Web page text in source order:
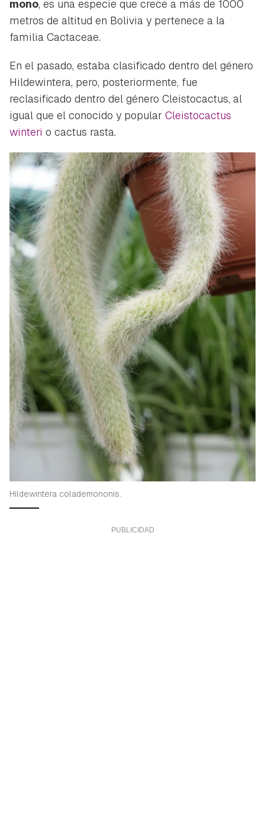
mono, es una especie que crece a más de 1000
metros de altitud en Bolivia y pertenece a la
familia Cactaceae.
En el pasado, estaba clasificado dentro del género
Hildewintera, pero, posteriormente, fue
reclasificado dentro del género Cleistocactus, al
igual que el conocido y popular Cleistocactus
winteri o cactus rasta.
Hildewintera colademononis.